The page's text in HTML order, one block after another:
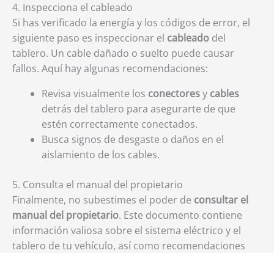
4. Inspecciona el cableado
Si has verificado la energía y los códigos de error, el
siguiente paso es inspeccionar el cableado del
tablero. Un cable dañado o suelto puede causar
fallos. Aquí hay algunas recomendaciones:
Revisa visualmente los conectoresy cables
detrás del tablero para asegurarte de que
estén correctamente conectados.
Busca signos de desgaste o daños en el
aislamiento de los cables.
5. Consulta el manual del propietario
Finalmente, no subestimes el poder de consultar el
manual del propietario. Este documento contiene
información valiosa sobre el sistema eléctrico y el
tablero de tu vehículo, así como recomendaciones